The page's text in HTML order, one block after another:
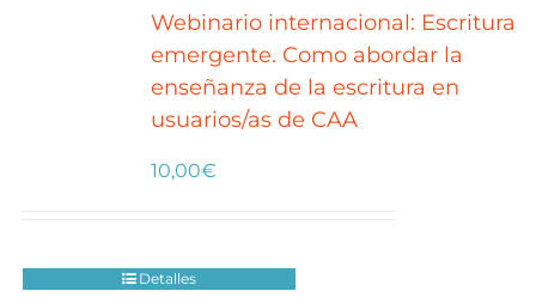
Webinario internacional: Escritura
emergente. Como abordar la
enseñanza de la escritura en
usuarios/as de CAA
10,00€
Detalles